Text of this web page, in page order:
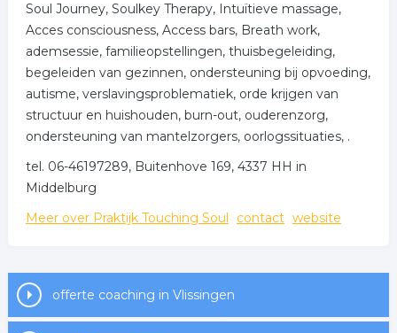
Soul Journey, Soulkey Therapy, Intuïtieve massage,
Acces consciousness, Access bars, Breath work,
ademsessie, familieopstellingen, thuisbegeleiding,
begeleiden van gezinnen, ondersteuning bij opvoeding,
autisme, verslavingsproblematiek, orde krijgen van
structuur en huishouden, burn-out, ouderenzorg,
ondersteuning van mantelzorgers, oorlogssituaties, .
tel. 06-46197289, Buitenhove 169, 4337 HH in
Middelburg
Meer over Praktijk Touching Soul
contact website
offerte coaching in Vlissingen